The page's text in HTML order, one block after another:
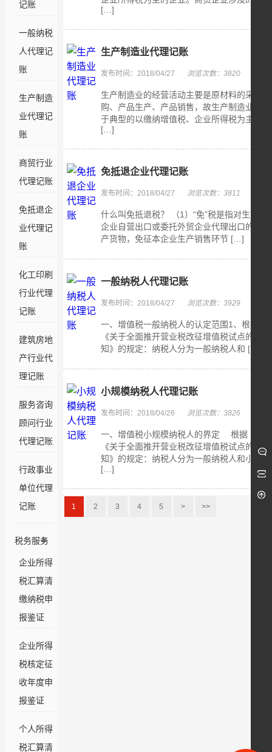
记账
一般纳税
人代理记
账
生产制造
业代理记
账
商贸行业
代理记账
免抵退企
业代理记
账
化工印刷
行业代理
记账
建筑房地
产行业代
理记账
服务咨询
顾问行业
代理记账
行政事业
单位代理
记账
税务服务
企业所得
税汇算清
缴纳税申
报鉴证
企业所得
税核定征
收年度申
报鉴证
个人所得
税汇算清
[…]
生产制造业代理记账
发布时间：2018/04/27 浏览次数：3820
生产制造业的经营活动主要是原材料的采
购、产品生产、产品销售，故生产制造业属
于典型的以缴纳增值税、企业所得税为主
[…]
免抵退企业代理记账
发布时间：2018/04/27 浏览次数：3811
什么叫免抵退税？ （1）“免”税是指对生产
企业自营出口或委托外贸企业代理出口的自
产货物，免征本企业生产销售环节 […]
一般纳税人代理记账
发布时间：2018/04/27 浏览次数：3929
一、增值税一般纳税人的认定范围1、根据
《关于全面推开营业税改征增值税试点的通
知》的规定：纳税人分为一般纳税人和 […]
小规模纳税人代理记账
发布时间：2018/04/26 浏览次数：3826
一、增值税小规模纳税人的界定 根据
《关于全面推开营业税改征增值税试点的通
知》的规定：纳税人分为一般纳税人和小
[…]
1 2 3 4 5 > >>